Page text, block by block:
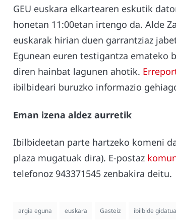
GEU euskara elkartearen eskutik
honetan 11:00etan irtengo da. Alde
euskarak hirian duen garrantziaz
Egunean euren testigantza emateko
diren hainbat lagunen ahotik.
ibilbideari buruzko informazio
Eman izena aldez aurretik
Ibilbideetan parte hartzeko komeni
plaza mugatuak dira). E-postaz
telefonoz 943371545 zenbakira deitu.
argia eguna euskara Gasteiz ibilbide